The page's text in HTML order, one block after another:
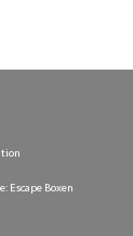
Escape Boxen